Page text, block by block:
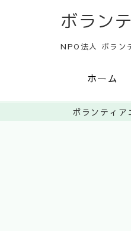
ボラン
NPO法人 ボラン
ホーム
ボランティア